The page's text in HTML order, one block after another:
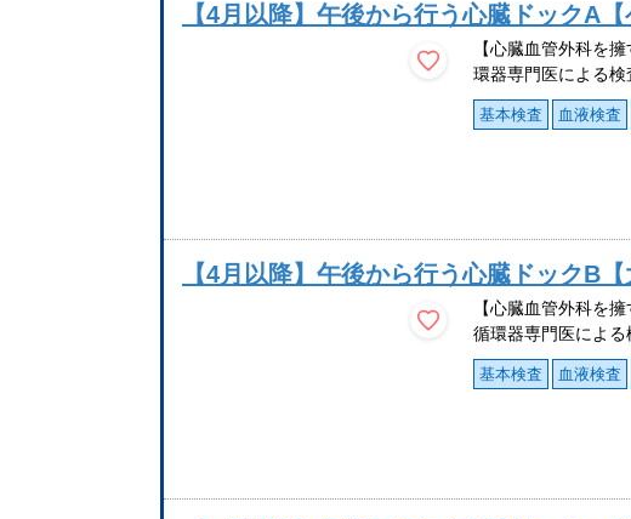
【4月以降】午後から行う心臓ドックA【
【心臓血管外科を
環器専門医による検
基本検査 血液検査
【4月以降】午後から行う心臓ドックB
【心臓血管外科を
循環器専門医による
基本検査 血液検査